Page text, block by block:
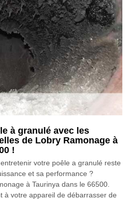
à granulé avec les
de Lobry Ramonage à
!
votre poêle a granulé reste
et sa performance ?
à Taurinya dans le 66500.
à votre appareil de débarrasser de